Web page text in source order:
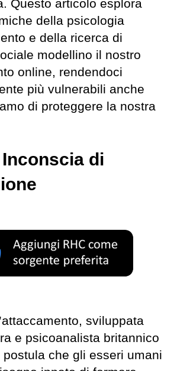
Questo articolo esplora
della psicologia
e della ricerca di
modellino il nostro
online, rendendoci
più vulnerabili anche
di proteggere la nostra
di
sviluppata
e psicoanalista britannico
postula che gli esseri umani